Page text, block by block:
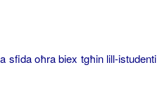
sfida oħra biex tgħin lill-istudenti